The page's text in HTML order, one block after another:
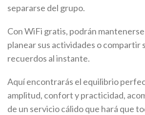
separarse del grupo.
Con WiFi gratis, podrán
planear sus actividades o compartir
recuerdos al instante.
Aquí encontrarás el equilibrio
amplitud, confort y practicidad,
de un servicio cálido que hará que